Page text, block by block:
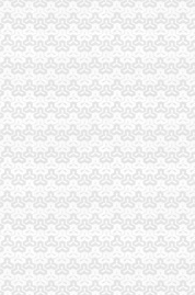
质代办渝北安全许可证
许可证代办江北工商执
_第1页_家住南京家在
好助手】渝北
采购/批发价格-中国
人登记】重庆南岸
记账-渝北新牌坊工
照-渝北加州工商
,【重庆渝盾】】-
业执照_【会计服务】
办_商务圈网